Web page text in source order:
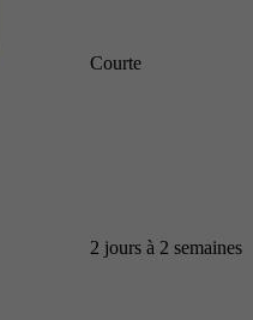
Courte
2 jours à 2 semaines